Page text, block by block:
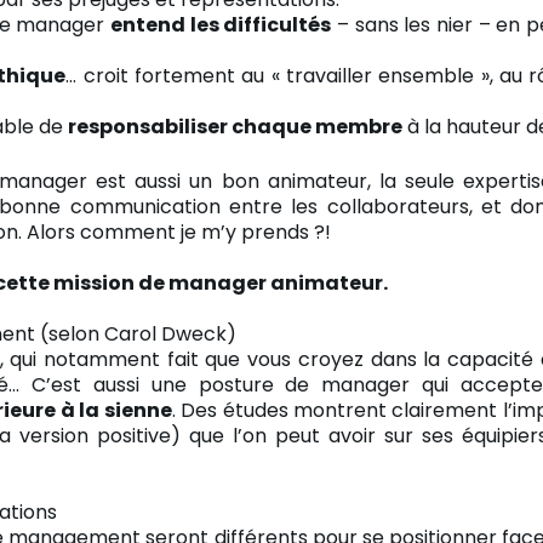
manager entend les difficultés – sans les nier – en
… croit fortement au « travailler ensemble », au
de responsabiliser chaque membreà la hauteur
est aussi un bon animateur, la seule
communication entre les collaborateurs, et
Alors comment je m’y prends ?!
mission de manager animateur.
(selon Carol Dweck)
qui notamment fait que vous croyez dans la
C’est aussi une posture de manager qui
à la sienne. Des études montrent clairement
version positive) que l’on peut avoir sur ses